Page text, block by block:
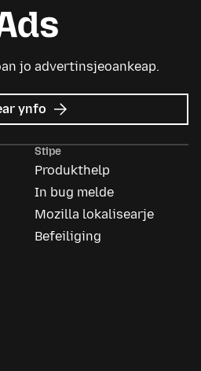
jo advertinsjeoankeap.
ynfo oer
Mozilla
Stipe
Produkthelp
In bug melde
Mozilla lokalisearje
Befeiliging